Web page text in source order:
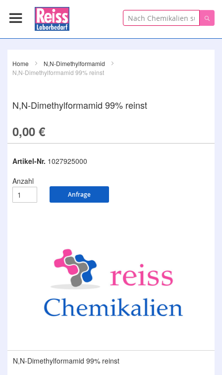
Suche
Home
N,N-Dimethylformamid
N,N-Dimethylformamid 99% reinst
N,N-Dimethylformamid 99% reinst
0,00 €
Artikel-Nr. 1027925000
Anzahl
Anfrage
Anfang
N,N-Dimethylformamid 99% reinst